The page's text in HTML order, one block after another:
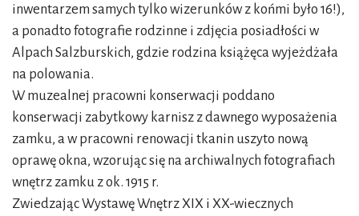
inwentarzem samych tylko wizerunków z końmi było 16!),
a ponadto fotografie rodzinne i zdjęcia posiadłości w
Alpach Salzburskich, gdzie rodzina książęca wyjeżdżała
na polowania.
W muzealnej pracowni konserwacji poddano
konserwacji zabytkowy karnisz z dawnego wyposażenia
zamku, a w pracowni renowacji tkanin uszyto nową
oprawę okna, wzorując się na archiwalnych fotografiach
wnętrz zamku z ok. 1915 r.
Zwiedzając Wystawę Wnętrz XIX i XX-wiecznych